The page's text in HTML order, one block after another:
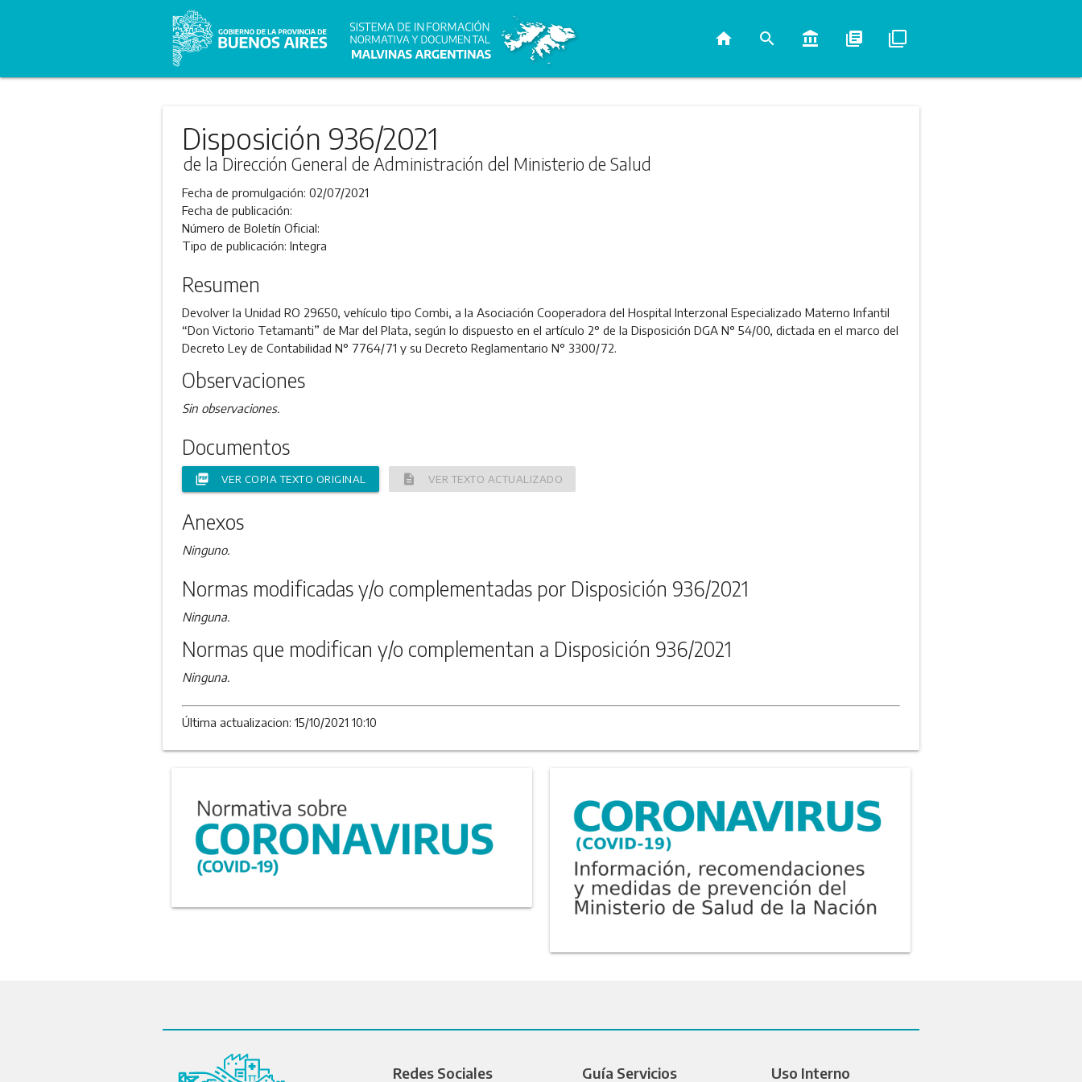
home search account_balance library_books filter_none
Disposición 936/2021
de la Dirección General de Administración del Ministerio de Salud
Fecha de promulgación: 02/07/2021
Fecha de publicación:
Número de Boletín Oficial:
Tipo de publicación: Integra
Resumen
Devolver la Unidad RO 29650, vehículo tipo Combi, a la Asociación Cooperadora del Hospital Interzonal Especializado Materno Infantil
“Don Victorio Tetamanti” de Mar del Plata, según lo dispuesto en el artículo 2° de la Disposición DGA N° 54/00, dictada en el marco del
Decreto Ley de Contabilidad N° 7764/71 y su Decreto Reglamentario N° 3300/72.
Observaciones
Sin observaciones.
Documentos
picture_as_pdf VER COPIA TEXTO ORIGINAL description VER TEXTO ACTUALIZADO
Anexos
Ninguno.
Normas modificadas y/o complementadas por Disposición 936/2021
Ninguna.
Normas que modifican y/o complementan a Disposición 936/2021
Ninguna.
Última actualizacion: 15/10/2021 10:10
Redes Sociales Guía Servicios Uso Interno